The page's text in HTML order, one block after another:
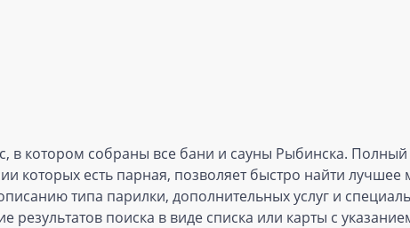
в котором собраны все бани и сауны Рыбинска.
которых есть парная, позволяет быстро найти лучшее
типа парилки, дополнительных услуг и
поиска в виде списка или карты с